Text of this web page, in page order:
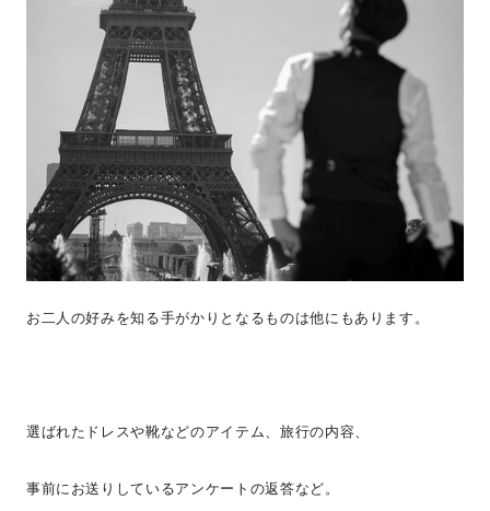
お二人の好みを知る手がかりとなるものは他にもあります。
選ばれたドレスや靴などのアイテム、旅行の内容、
事前にお送りしているアンケートの返答など。